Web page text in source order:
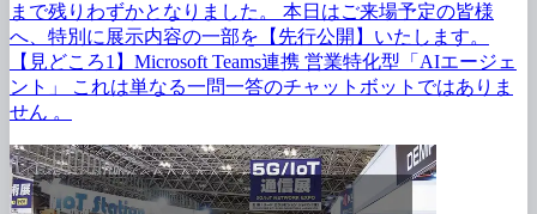
まで残りわずかと なりました。 本日はご来場予定の皆様
へ、 特別に 展示内容の一部を 【先行公開】いたします。
【見どころ1】Microsoft Teams連携 営業特化型 「AIエージェ
ント」
これは単なる一問一答のチャットボットではありま
せん 。